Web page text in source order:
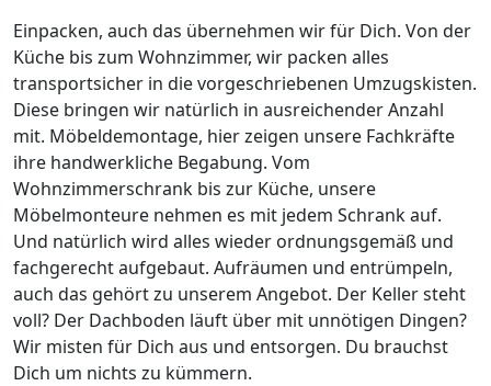
Einpacken, auch das übernehmen wir für Dich. Von der
Küche bis zum Wohnzimmer, wir packen alles
transportsicher in die vorgeschriebenen Umzugskisten.
Diese bringen wir natürlich in ausreichender Anzahl
mit. Möbeldemontage, hier zeigen unsere Fachkräfte
ihre handwerkliche Begabung. Vom
Wohnzimmerschrank bis zur Küche, unsere
Möbelmonteure nehmen es mit jedem Schrank auf.
Und natürlich wird alles wieder ordnungsgemäß und
fachgerecht aufgebaut. Aufräumen und entrümpeln,
auch das gehört zu unserem Angebot. Der Keller steht
voll? Der Dachboden läuft über mit unnötigen Dingen?
Wir misten für Dich aus und entsorgen. Du brauchst
Dich um nichts zu kümmern.